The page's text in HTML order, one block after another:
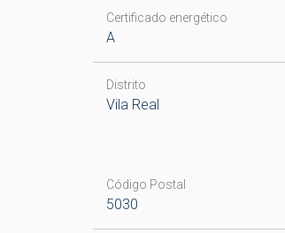
Certificado energético
A
Distrito
Vila Real
Código Postal
5030